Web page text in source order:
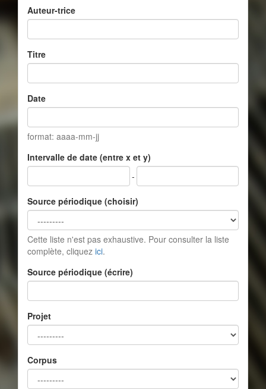
Auteur-trice
Titre
Date
format: aaaa-mm-jj
Intervalle de date (entre x et y)
-
Source périodique (choisir)
Cette liste n'est pas exhaustive. Pour consulter la liste
complète, cliquez ici.
Source périodique (écrire)
Projet
Corpus